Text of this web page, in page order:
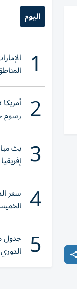
اليوم
1
2 رسوم
3 بث
2027
4 سعر
تنوي
5 جدول